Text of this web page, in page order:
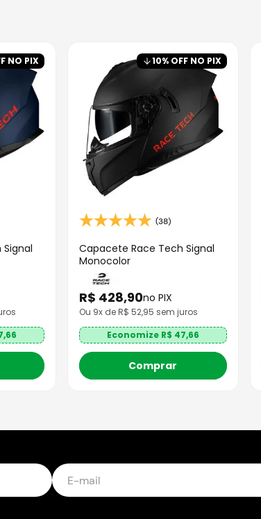
NO PIX 10% OFF NO PIX
(38)
Capacete Race Tech Signal
Monocolor
R$ 428,90no PIX
Ou 9x de R$52,95 sem juros
Economize R$ 47,66
Comprar